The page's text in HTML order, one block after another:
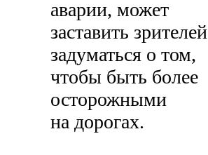
аварии, может
заставить зрителей
задуматься о том,
чтобы быть более
осторожными
на дорогах.